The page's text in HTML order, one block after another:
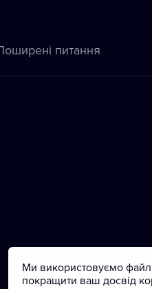
питання
Ми використовуємо
покращити ваш досвід